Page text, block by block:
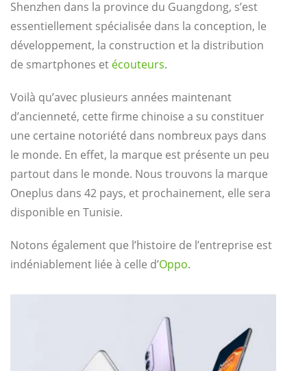
Shenzhen dans la province du Guangdong, s’est
essentiellement spécialisée dans la conception, le
développement, la construction et la distribution
de smartphones et écouteurs.
Voilà qu’avec plusieurs années maintenant
d’ancienneté, cette firme chinoise a su constituer
une certaine notoriété dans nombreux pays dans
le monde. En effet, la marque est présente un peu
partout dans le monde. Nous trouvons la marque
Oneplus dans 42 pays, et prochainement, elle sera
disponible en Tunisie.
Notons également que l’histoire de l’entreprise est
indéniablement liée à celle d’Oppo.